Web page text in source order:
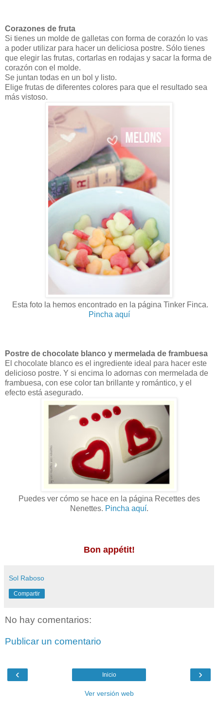
Corazones de fruta
Si tienes un molde de galletas con forma de corazón lo vas
a poder utilizar para hacer un deliciosa postre. Sólo tienes
que elegir las frutas, cortarlas en rodajas y sacar la forma de
corazón con el molde.
Se juntan todas en un bol y listo.
Elige frutas de diferentes colores para que el resultado sea
más vistoso.
Esta foto la hemos encontrado en la página Tinker Finca.
Pincha aquí
Postre de chocolate blanco y mermelada de frambuesa
El chocolate blanco es el ingrediente ideal para hacer este
delicioso postre. Y si encima lo adornas con mermelada de
frambuesa, con ese color tan brillante y romántico, y el
efecto está asegurado.
Puedes ver cómo se hace en la página Recettes des
Nenettes. Pincha aquí.
Bon appétit!
Sol Raboso
Compartir
No hay comentarios:
Publicar un comentario
‹ ›
Inicio
Ver versión web